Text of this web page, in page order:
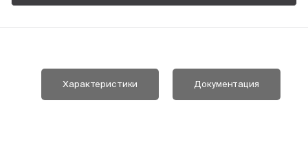
Характеристики Документация